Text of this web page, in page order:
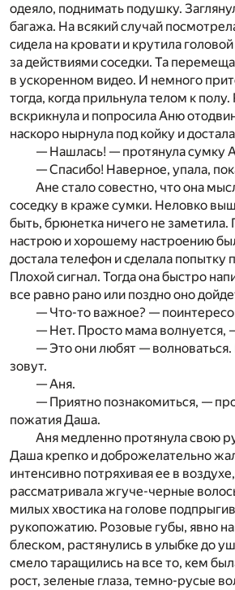
одеяло, поднимать подушку.
багажа. На всякий случай
сидела на кровати и крутила
за действиями соседки. Та
в ускоренном видео. И немного
тогда, когда прильнула телом к
вскрикнула и попросила Аню
наскоро нырнула под койку и
— Нашлась! — протянула сумку
— Спасибо! Наверное, упала,
Ане стало совестно, что она
соседку в краже сумки. Неловко
быть, брюнетка ничего не заметила.
настрою и хорошему настроению
достала телефон и сделала попытку
Плохой сигнал. Тогда она быстро
все равно рано или поздно оно
— Что-то важное? —
— Нет. Просто мама волнуется,
— Это они любят —
зовут.
— Аня.
— Приятно познакомиться, —
пожатия Даша.
Аня медленно протянула свою
Даша крепко и доброжелательно
интенсивно потряхивая ее в
рассматривала жгуче-черные
милых хвостика на голове
рукопожатию. Розовые губы, явно
блеском, растянулись в улыбке до
смело таращились на все то, кем
рост, зеленые глаза, темно-русые